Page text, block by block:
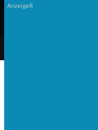
AnzeigeR